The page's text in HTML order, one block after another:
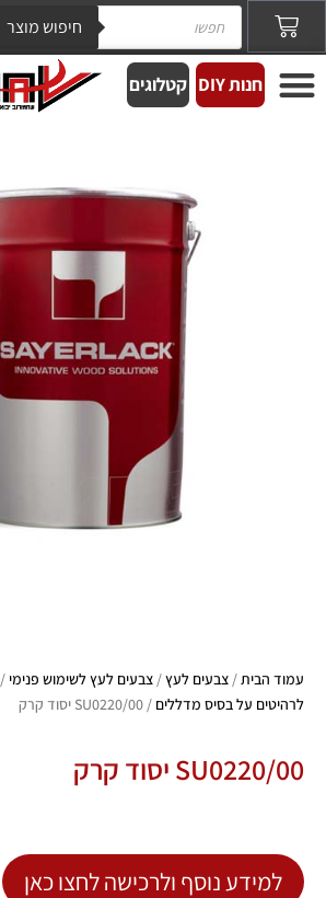
חיפוש מוצר
חנות DIY קטלוגים
עמוד הבית/ צבעים לעץ/ צבעים לעץ לשימוש פנימי /
לרהיטים על בסיס מדללים / SU0220/00 יסוד קרק
SU0220/00 יסוד קרק
למידע נוסף ולרכישה לחצו כאן